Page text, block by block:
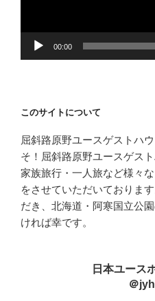
00:00
このサイトについて
屈斜路原野ユースゲストハ
そ！屈斜路原野ユースゲス
家族旅行・一人旅など様々
をさせていただいておりま
だき、北海道・阿寒国立公
ければ幸です。
日本ユース
＠